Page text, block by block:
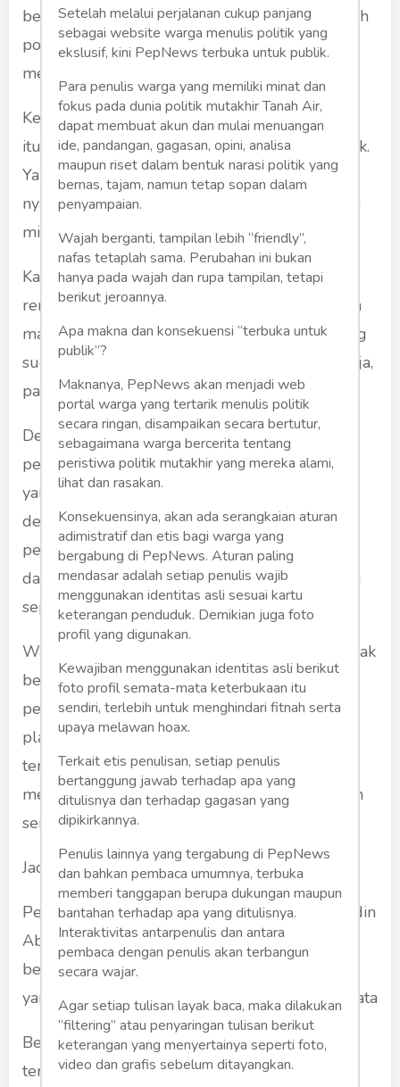
besar pengorbanannya untuk mau jadi "sampah
politik" atau katakanlah "martir politik" untuk
menghabisi SBY, Demokrat, dan dinastinya.
Kenapa harus disebut satu persatu? Bukankah
itu "satu kesatuan yang utuh". Bisa ya, bisa tidak.
Ya karena ternyata wataknya sama saja. Tidak,
nyatanya akhirnya juga bisa dipecah belah atau
minimal memecah belah sendiri.
Kalau kalkulasinya, hanya memperhitungkan
remah-remah atau halusinasi politik kekuasaan
masa lalu. Atau katakanlah, ngopeni partai yang
sudah "jatuh harga" jelas Moeldoko goblog saja,
pakai banget.
Demokrat, walau di mata para politisi atau
pengamat masih punya harga. Sekedar harga
yang akan selalu dianggap bagian dari
demokrasi. Sesunggungguhnya ia tak lebih
pepesan kosong. Terlihat dari luar bungkusan
daun yang gemuk, ternyata isinya zonk. Kosong
seperti Si Fadli suka main banyak kaki itu.
Watak tak termaafkan dari figur satu ini dan anak
beranak itu, di luar ia adalah kelompok
pembohong, juga adu domba dan pemain
playing victim yang tak ada habisnya. Bagian
terjelek dari dirinya adalah ia akan selalu
menyeeret kita pada peri-kehidupan yang akan
semakin jauh dari makna beradab.
Jadi begini awalnya...
Pertanyaannya harus dimulai dari kenapa Nurdin
Abdullah (NA) ditangkap KPK? Sedemikian
besarnyakah dosanya? Seberapa banyak uang
yang telah dikorupnya. Tak terlalu besar ternyata
Beberapa hari setelah ditetapkan sebagai
tersangka, diketahui bahwa penangkapannya
Setelah melalui perjalanan cukup panjang
sebagai website warga menulis politik yang
ekslusif, kini PepNews terbuka untuk publik.
Para penulis warga yang memiliki minat dan
fokus pada dunia politik mutakhir Tanah Air,
dapat membuat akun dan mulai menuangan
ide, pandangan, gagasan, opini, analisa
maupun riset dalam bentuk narasi politik yang
bernas, tajam, namun tetap sopan dalam
penyampaian.
Wajah berganti, tampilan lebih “friendly”,
nafas tetaplah sama. Perubahan ini bukan
hanya pada wajah dan rupa tampilan, tetapi
berikut jeroannya.
Apa makna dan konsekuensi “terbuka untuk
publik”?
Maknanya, PepNews akan menjadi web
portal warga yang tertarik menulis politik
secara ringan, disampaikan secara bertutur,
sebagaimana warga bercerita tentang
peristiwa politik mutakhir yang mereka alami,
lihat dan rasakan.
Konsekuensinya, akan ada serangkaian aturan
adimistratif dan etis bagi warga yang
bergabung di PepNews. Aturan paling
mendasar adalah setiap penulis wajib
menggunakan identitas asli sesuai kartu
keterangan penduduk. Demikian juga foto
profil yang digunakan.
Kewajiban menggunakan identitas asli berikut
foto profil semata-mata keterbukaan itu
sendiri, terlebih untuk menghindari fitnah serta
upaya melawan hoax.
Terkait etis penulisan, setiap penulis
bertanggung jawab terhadap apa yang
ditulisnya dan terhadap gagasan yang
dipikirkannya.
Penulis lainnya yang tergabung di PepNews
dan bahkan pembaca umumnya, terbuka
memberi tanggapan berupa dukungan maupun
bantahan terhadap apa yang ditulisnya.
Interaktivitas antarpenulis dan antara
pembaca dengan penulis akan terbangun
secara wajar.
Agar setiap tulisan layak baca, maka dilakukan
“filtering” atau penyaringan tulisan berikut
keterangan yang menyertainya seperti foto,
video dan grafis sebelum ditayangkan.